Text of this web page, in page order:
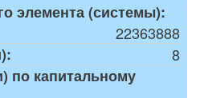
элемента (системы):
22363888
8
по капитальному